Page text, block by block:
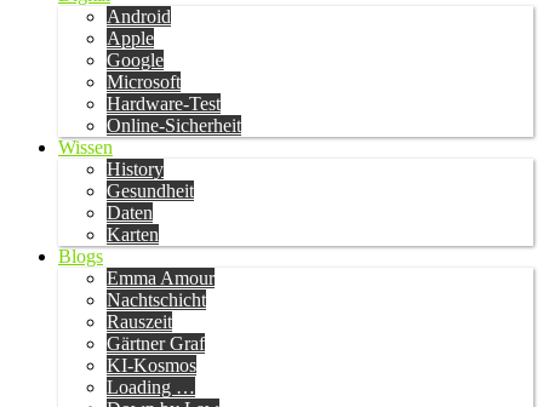
Android
Apple
Google
Microsoft
Hardware-Test
Online-Sicherheit
Wissen
History
Gesundheit
Daten
Karten
Blogs
Emma Amour
Nachtschicht
Rauszeit
Gärtner Graf
KI-Kosmos
Loading …